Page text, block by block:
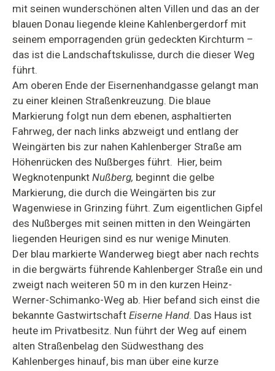
mit seinen wunderschönen alten Villen und das an der
blauen Donau liegende kleine Kahlenbergerdorf mit
seinem emporragenden grün gedeckten Kirchturm –
das ist die Landschaftskulisse, durch die dieser Weg
führt.
Am oberen Ende der Eisernenhandgasse gelangt man
zu einer kleinen Straßenkreuzung. Die blaue
Markierung folgt nun dem ebenen, asphaltierten
Fahrweg, der nach links abzweigt und entlang der
Weingärten bis zur nahen Kahlenberger Straße am
Höhenrücken des Nußberges führt. Hier, beim
Wegknotenpunkt Nußberg, beginnt die gelbe
Markierung, die durch die Weingärten bis zur
Wagenwiese in Grinzing führt. Zum eigentlichen Gipfel
des Nußberges mit seinen mitten in den Weingärten
liegenden Heurigen sind es nur wenige Minuten.
Der blau markierte Wanderweg biegt aber nach rechts
in die bergwärts führende Kahlenberger Straße ein und
zweigt nach weiteren 50 m in den kurzen Heinz-
Werner-Schimanko-Weg ab. Hier befand sich einst die
bekannte Gastwirtschaft Eiserne Hand. Das Haus ist
heute im Privatbesitz. Nun führt der Weg auf einem
alten Straßenbelag den Südwesthang des
Kahlenberges hinauf, bis man über eine kurze